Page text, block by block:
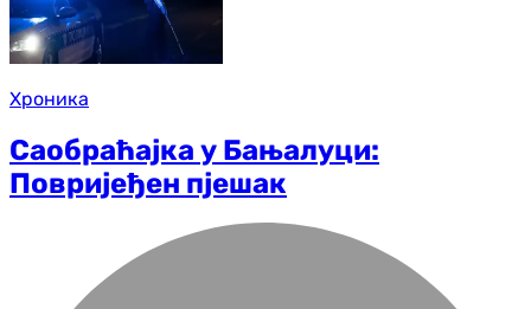
Хроника
Саобраћајка у Бањалуци:
Повријеђен пјешак